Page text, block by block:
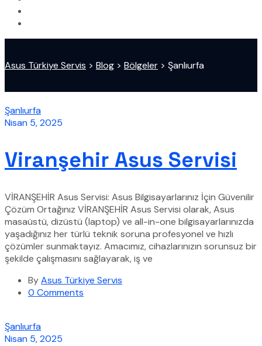
Asus Türkiye Servis > Blog > Bölgeler > Şanlıurfa
Şanlıurfa
Nisan 5, 2025
Viranşehir Asus Servisi
VİRANŞEHİR Asus Servisi: Asus Bilgisayarlarınız İçin Güvenilir
Çözüm Ortağınız VİRANŞEHİR Asus Servisi olarak, Asus
masaüstü, dizüstü (laptop) ve all-in-one bilgisayarlarınızda
yaşadığınız her türlü teknik soruna profesyonel ve hızlı
çözümler sunmaktayız. Amacımız, cihazlarınızın sorunsuz bir
şekilde çalışmasını sağlayarak, iş ve
ByAsus Türkiye Servis
0 Comments
Şanlıurfa
Nisan 5, 2025